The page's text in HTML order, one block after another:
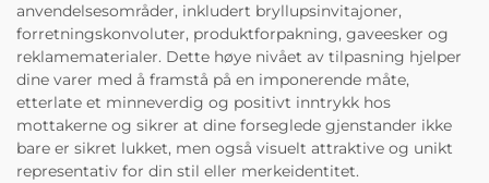
anvendelsesområder, inkludert bryllupsinvitajoner,
forretningskonvoluter, produktforpakning, gaveesker og
reklamematerialer. Dette høye nivået av tilpasning hjelper
dine varer med å framstå på en imponerende måte,
etterlate et minneverdig og positivt inntrykk hos
mottakerne og sikrer at dine forseglede gjenstander ikke
bare er sikret lukket, men også visuelt attraktive og unikt
representativ for din stil eller merkeidentitet.